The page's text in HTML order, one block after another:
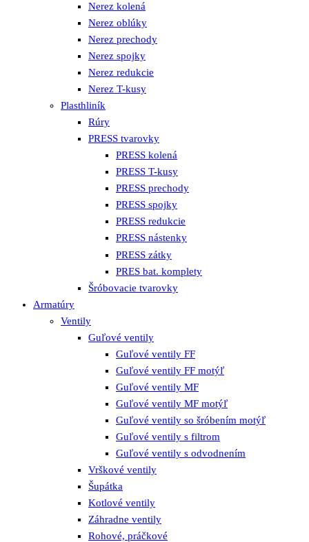
Nerez kolená
Nerez oblúky
Nerez prechody
Nerez spojky
Nerez redukcie
Nerez T-kusy
Plasthliník
Rúry
PRESS tvarovky
PRESS kolená
PRESS T-kusy
PRESS prechody
PRESS spojky
PRESS redukcie
PRESS nástenky
PRESS zátky
PRES bat. komplety
Šróbovacie tvarovky
Armatúry
Ventily
Guľové ventily
Guľové ventily FF
Guľové ventily FF motýľ
Guľové ventily MF
Guľové ventily MF motýľ
Guľové ventily so šróbením motýľ
Guľové ventily s filtrom
Guľové ventily s odvodnením
Vrškové ventily
Šupátka
Kotlové ventily
Záhradne ventily
Rohové, práčkové